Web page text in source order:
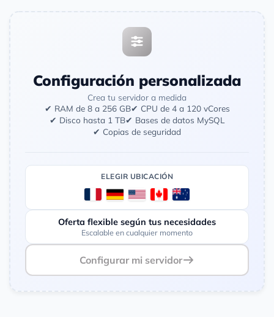
Configuración personalizada
Crea tu servidor a medida
✔ RAM de 8 a 256 GB✔ CPU de 4 a 120 vCores
✔ Disco hasta 1 TB✔ Bases de datos MySQL
✔ Copias de seguridad
ELEGIR UBICACIÓN
Oferta flexible según tus necesidades
Escalable en cualquier momento
Configurar mi servidor